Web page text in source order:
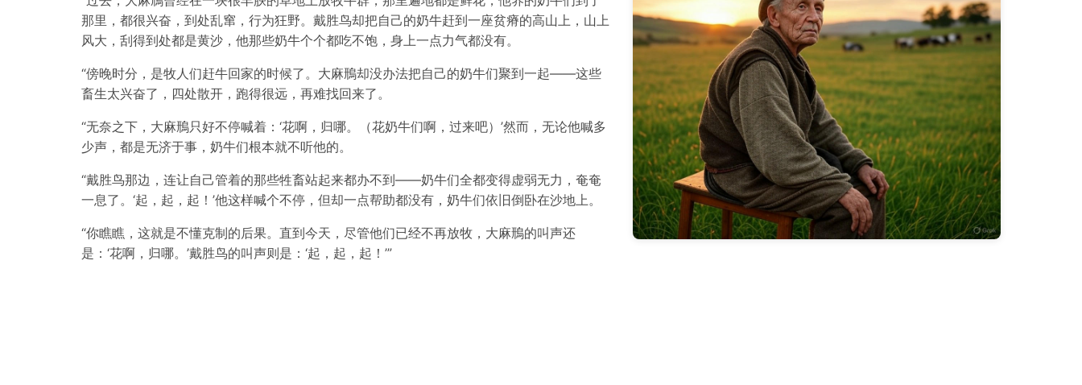
那里，都很兴奋，到处乱窜，行为狂野。戴胜鸟却把自己的奶牛赶到一座贫瘠的高山上，山上
风大，刮得到处都是黄沙，他那些奶牛个个都吃不饱，身上一点力气都没有。
“傍晚时分，是牧人们赶牛回家的时候了。大麻鳽却没办法把自己的奶牛们聚到一起——这些
畜生太兴奋了，四处散开，跑得很远，再难找回来了。
“无奈之下，大麻鳽只好不停喊着：‘花啊，归哪。（花奶牛们啊，过来吧）’然而，无论他喊多
少声，都是无济于事，奶牛们根本就不听他的。
“戴胜鸟那边，连让自己管着的那些牲畜站起来都办不到——奶牛们全都变得虚弱无力，奄奄
一息了。‘起，起，起！’他这样喊个不停，但却一点帮助都没有，奶牛们依旧倒卧在沙地上。
“你瞧瞧，这就是不懂克制的后果。直到今天，尽管他们已经不再放牧，大麻鳽的叫声还
是：‘花啊，归哪。’戴胜鸟的叫声则是：‘起，起，起！’”